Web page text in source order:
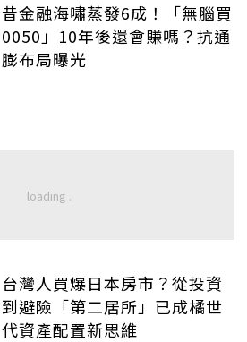
昔金融海嘯蒸發6成！「無腦買
0050」10年後還會賺嗎？抗通
膨布局曝光
台灣人買爆日本房市？從投資
到避險「第二居所」已成橘世
代資產配置新思維